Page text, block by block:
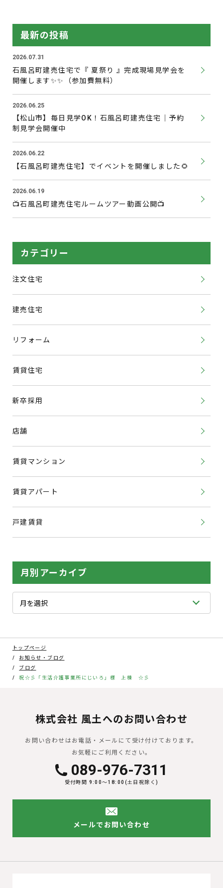
最新の投稿
2026.07.31
石風呂町建売住宅で『 夏祭り 』完成現場見学会を
開催します✨✨（参加費無料）
2026.06.25
【松山市】毎日見学OK！石風呂町建売住宅｜予約
制見学会開催中
2026.06.22
【石風呂町建売住宅】でイベントを開催しました🌻
2026.06.19
📺石風呂町建売住宅ルームツアー動画公開📺
カテゴリー
注文住宅
建売住宅
リフォーム
賃貸住宅
新卒採用
店舗
賃貸マンション
賃貸アパート
戸建賃貸
月別アーカイブ
トップページ
お知らせ・ブログ
ブログ
祝☆彡「生活介護事業所にじいろ」様 上棟 ☆彡
株式会社 風土へのお問い合わせ
お問い合わせはお電話・メールにて受け付けております。
お気軽にご利用ください。
089-976-7311
受付時間 9:00〜18:00(土日祝除く)
メールでお問い合わせ